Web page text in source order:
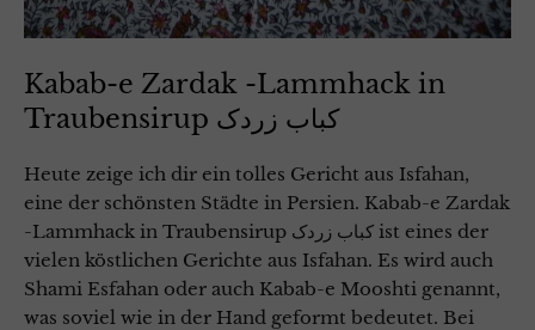
Kabab-e Zardak -Lammhack in
Traubensirup کباب زردک
Heute zeige ich dir ein tolles Gericht aus Isfahan,
eine der schönsten Städte in Persien. Kabab-e Zardak
-Lammhack in Traubensirup کباب زردک ist eines der
vielen köstlichen Gerichte aus Isfahan. Es wird auch
Shami Esfahan oder auch Kabab-e Mooshti genannt,
was soviel wie in der Hand geformt bedeutet. Bei